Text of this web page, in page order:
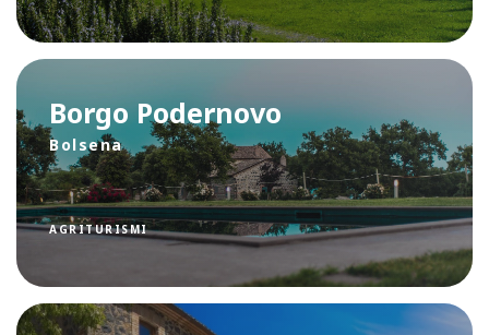
Borgo Podernovo
Bolsena
AGRITURISMI